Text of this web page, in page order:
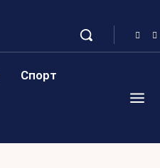
Спорт